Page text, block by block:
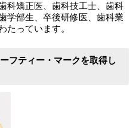
科矯正医、歯科技工士、歯科
学部生、卒後研修医、歯科業
たっています。
フティー・マークを取得し